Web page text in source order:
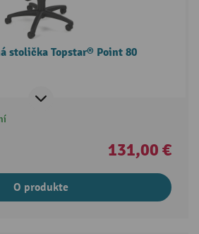
stolička Topstar® Point 80
131,00 €
O produkte